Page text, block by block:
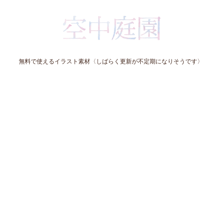
無料で使えるイラスト素材〈しばらく更新が不定期になりそうです〉